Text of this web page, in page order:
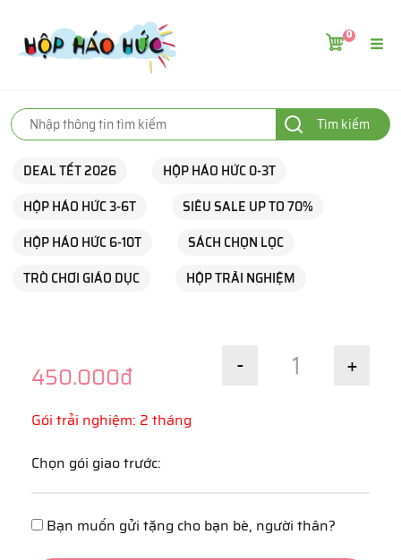
0
Tìm kiếm
DEAL TẾT 2026
HỘP HÁO HỨC 0-3T
HỘP HÁO HỨC 3-6T
SIÊU SALE UP TO 70%
HỘP HÁO HỨC 6-10T
SÁCH CHỌN LỌC
TRÒ CHƠI GIÁO DỤC
HỘP TRẢI NGHIỆM
450.000đ - +
Gói trải nghiệm: 2 tháng
Chọn gói giao trước:
Bạn muốn gửi tặng cho bạn bè, người thân?